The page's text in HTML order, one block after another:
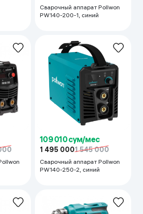
Сварочный аппарат Pollwon
PW140-200-1, синий
109 010 сум/мес
1 495 0001 545 000
Сварочный аппарат Pollwon
PW140-250-2, синий